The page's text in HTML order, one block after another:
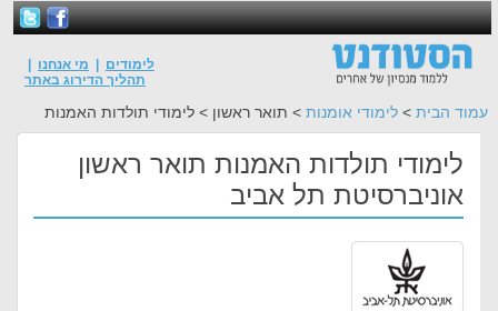
לימודים מי אנחנו
תהליך הדירוג באתר
עמוד הבית > לימודי אומנות > תואר ראשון > לימודי תולדות האמנות
לימודי תולדות האמנות תואר ראשון
אוניברסיטת תל אביב